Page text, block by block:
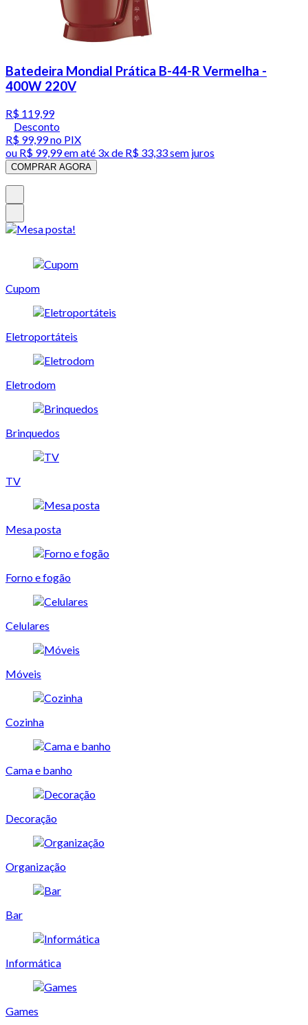
Batedeira Mondial Prática B-44-R Vermelha -
400W 220V
R$ 119,99
Desconto
R$ 99,99no PIX
ou R$ 99,99em até 3x de R$ 33,33 sem juros
COMPRAR AGORA
Cupom
Eletroportáteis
Eletrodom
Brinquedos
TV
Mesa posta
Forno e fogão
Celulares
Móveis
Cozinha
Cama e banho
Decoração
Organização
Bar
Informática
Games